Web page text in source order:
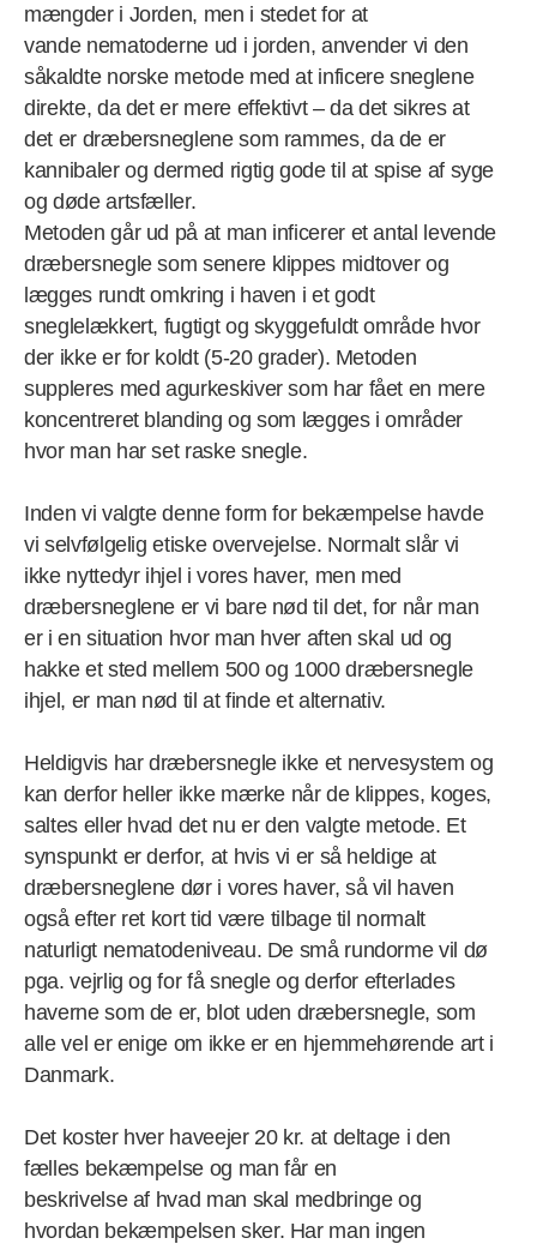
mængder i Jorden, men i stedet for at
vande nematoderne ud i jorden, anvender vi den
såkaldte norske metode med at inficere sneglene
direkte, da det er mere effektivt – da det sikres at
det er dræbersneglene som rammes, da de er
kannibaler og dermed rigtig gode til at spise af syge
og døde artsfæller.
Metoden går ud på at man inficerer et antal levende
dræbersnegle som senere klippes midtover og
lægges rundt omkring i haven i et godt
sneglelækkert, fugtigt og skyggefuldt område hvor
der ikke er for koldt (5-20 grader). Metoden
suppleres med agurkeskiver som har fået en mere
koncentreret blanding og som lægges i områder
hvor man har set raske snegle.
Inden vi valgte denne form for bekæmpelse havde
vi selvfølgelig etiske overvejelse. Normalt slår vi
ikke nyttedyr ihjel i vores haver, men med
dræbersneglene er vi bare nød til det, for når man
er i en situation hvor man hver aften skal ud og
hakke et sted mellem 500 og 1000 dræbersnegle
ihjel, er man nød til at finde et alternativ.
Heldigvis har dræbersnegle ikke et nervesystem og
kan derfor heller ikke mærke når de klippes, koges,
saltes eller hvad det nu er den valgte metode. Et
synspunkt er derfor, at hvis vi er så heldige at
dræbersneglene dør i vores haver, så vil haven
også efter ret kort tid være tilbage til normalt
naturligt nematodeniveau. De små rundorme vil dø
pga. vejrlig og for få snegle og derfor efterlades
haverne som de er, blot uden dræbersnegle, som
alle vel er enige om ikke er en hjemmehørende art i
Danmark.
Det koster hver haveejer 20 kr. at deltage i den
fælles bekæmpelse og man får en
beskrivelse af hvad man skal medbringe og
hvordan bekæmpelsen sker. Har man ingen